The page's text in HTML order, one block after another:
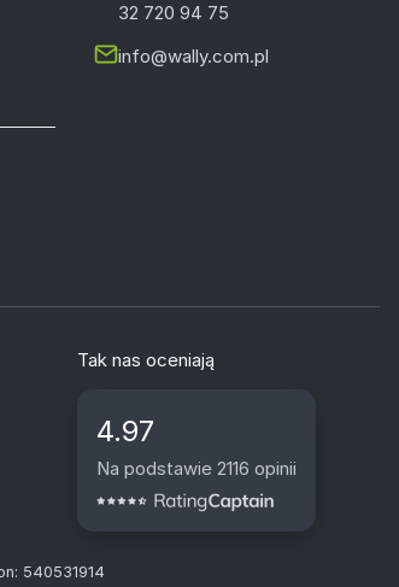
32 720 94 75
info@wally.com.pl
Tak nas oceniają
4.97
Na podstawie 2116 opinii
540531914